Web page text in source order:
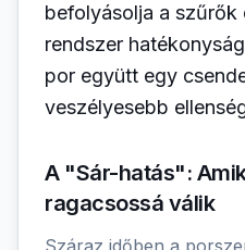
befolyásolja a szűrők
rendszer
por együtt egy
veszélyesebb
A "Sár-hatás":
ragacsossá válik
Száraz időben a